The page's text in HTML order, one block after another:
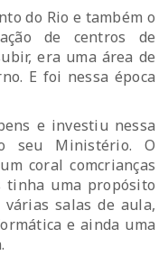
do Rio e também o
de centros de
era uma área de
E foi nessa época
e investiu nessa
seu Ministério. O
coral comcrianças
tinha uma propósito
várias salas de aula,
e ainda uma